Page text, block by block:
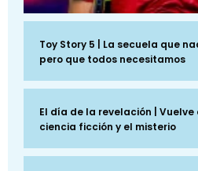
Toy Story 5 | La secuela que
pero que todos necesitamos
El día de la revelación |
ciencia ficción y el misterio